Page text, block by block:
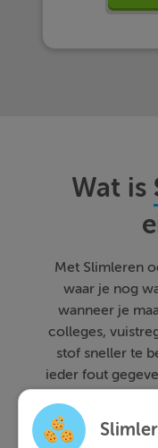
Wat is
Met Slimleren
waar je nog
wanneer je
colleges,
stof sneller te
ieder fout
Zo leer je